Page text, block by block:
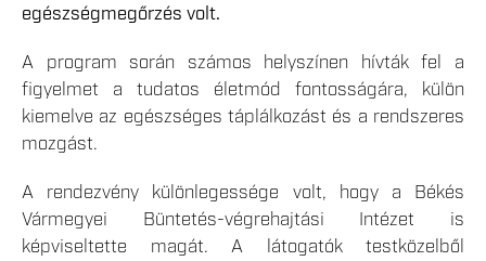
egészségmegőrzés volt.
A program során számos helyszínen hívták fel a
figyelmet a tudatos életmód fontosságára, külön
kiemelve az egészséges táplálkozást és a rendszeres
mozgást.
A rendezvény különlegessége volt, hogy a Békés
Vármegyei Büntetés-végrehajtási Intézet is
képviseltette magát. A látogatók testközelből